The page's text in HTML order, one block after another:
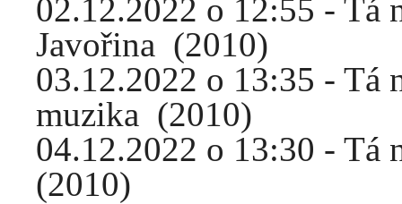
02.12.2022 o 12:55 - Tá
Javořina (2010)
03.12.2022 o 13:35 - Tá
muzika (2010)
04.12.2022 o 13:30 - Tá
(2010)